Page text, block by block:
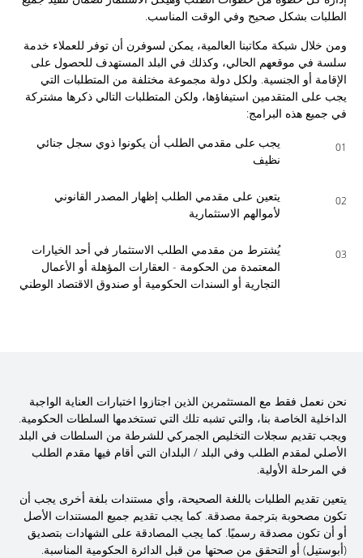
الطلبات بشكل صحيح وفي الوقت المناسب.
ومن خلال شبكة مكاتبنا العالمية، يمكن لسوفرن أن توفر للعملاء خدمة
سلسة في موقعهم الحالي، وكذلك في البلد المستهدف للحصول على
الإقامة أو الجنسية. ولكل دولة مجموعة مختلفة من المتطلبات التي
يجب على المتقدمين استيفاؤها، ولكن المتطلبات التالي ذكرها مشتركة
في جميع هذه البرامج:
01
يجب على مقدمي الطلب أن يكونوا ذوي سجل جنائي
نظيف
02
يتعين على مقدمي الطلب إظهار المصدر القانوني
لأموالهم الاستثمارية
03
يُشترط من مقدمي الطلب الاستثمار في أحد الخيارات
المعتمدة من الحكومة - العقارات المؤهلة أو الأعمال
التجارية أو السندات الحكومية أو صندوق الاقتصاد الوطني
نحن نعمل فقط مع المستثمرين الذين اجتازوا اختبارات العناية الواجبة
الداخلية الخاصة بنا، والتي تشبه تلك التي تستخدمها السلطات الحكومية.
ويجب تقديم سجلات التخليص الجمركي للشرطة من السلطات في البلد
الأصلي لمقدم الطلب وفي البلد / البلدان التي أقام فيها مقدم الطلب
في المرحلة الأولية.
يتعين تقديم الطلبات باللغة الصحيحة، وأي مستندات بلغة أخرى يجب أن
تكون مصحوبة بترجمة مصدقة. كما يجب تقديم جميع المستندات الأصل
أو أن تكون مصدقة رسميًا. كما يجب المصادقة على الشهادات بتصديق
(أبوستيل) أو التحقق من صحتها من قبل الدائرة الحكومية المناسبة.